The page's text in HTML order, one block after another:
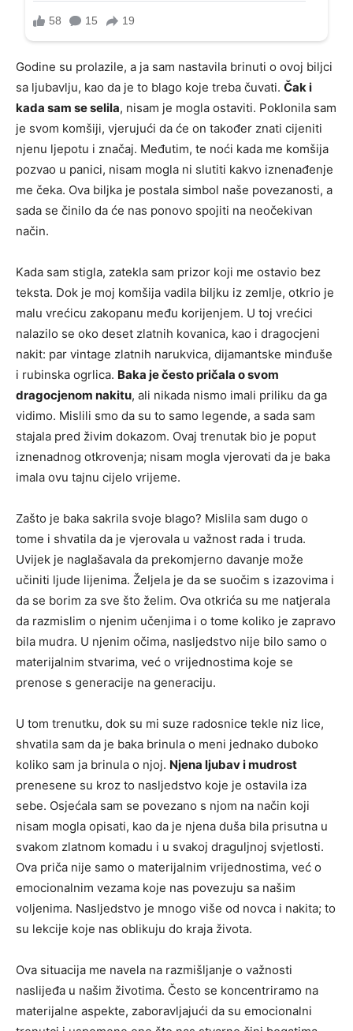
Godine su prolazile, a ja sam nastavila brinuti o ovoj biljci
sa ljubavlju, kao da je to blago koje treba čuvati. Čak i
kada sam se selila, nisam je mogla ostaviti. Poklonila sam
je svom komšiji, vjerujući da će on također znati cijeniti
njenu ljepotu i značaj. Međutim, te noći kada me komšija
pozvao u panici, nisam mogla ni slutiti kakvo iznenađenje
me čeka. Ova biljka je postala simbol naše povezanosti, a
sada se činilo da će nas ponovo spojiti na neočekivan
način.
Kada sam stigla, zatekla sam prizor koji me ostavio bez
teksta. Dok je moj komšija vadila biljku iz zemlje, otkrio je
malu vrećicu zakopanu među korijenjem. U toj vrećici
nalazilo se oko deset zlatnih kovanica, kao i dragocjeni
nakit: par vintage zlatnih narukvica, dijamantske minđuše
i rubinska ogrlica. Baka je često pričala o svom
dragocjenom nakitu, ali nikada nismo imali priliku da ga
vidimo. Mislili smo da su to samo legende, a sada sam
stajala pred živim dokazom. Ovaj trenutak bio je poput
iznenadnog otkrovenja; nisam mogla vjerovati da je baka
imala ovu tajnu cijelo vrijeme.
Zašto je baka sakrila svoje blago? Mislila sam dugo o
tome i shvatila da je vjerovala u važnost rada i truda.
Uvijek je naglašavala da prekomjerno davanje može
učiniti ljude lijenima. Željela je da se suočim s izazovima i
da se borim za sve što želim. Ova otkrića su me natjerala
da razmislim o njenim učenjima i o tome koliko je zapravo
bila mudra. U njenim očima, nasljedstvo nije bilo samo o
materijalnim stvarima, već o vrijednostima koje se
prenose s generacije na generaciju.
U tom trenutku, dok su mi suze radosnice tekle niz lice,
shvatila sam da je baka brinula o meni jednako duboko
koliko sam ja brinula o njoj. Njena ljubav i mudrost
prenesene su kroz to nasljedstvo koje je ostavila iza
sebe. Osjećala sam se povezano s njom na način koji
nisam mogla opisati, kao da je njena duša bila prisutna u
svakom zlatnom komadu i u svakoj draguljnoj svjetlosti.
Ova priča nije samo o materijalnim vrijednostima, već o
emocionalnim vezama koje nas povezuju sa našim
voljenima. Nasljedstvo je mnogo više od novca i nakita; to
su lekcije koje nas oblikuju do kraja života.
Ova situacija me navela na razmišljanje o važnosti
naslijeđa u našim životima. Često se koncentriramo na
materijalne aspekte, zaboravljajući da su emocionalni